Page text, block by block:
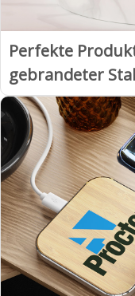
Perfekte
gebrandeter